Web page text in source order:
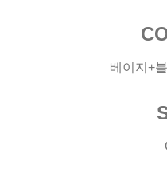
베이지+